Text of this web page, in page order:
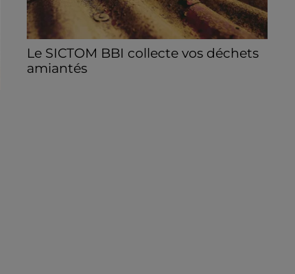
Le SICTOM BBI collecte vos déchets
amiantés